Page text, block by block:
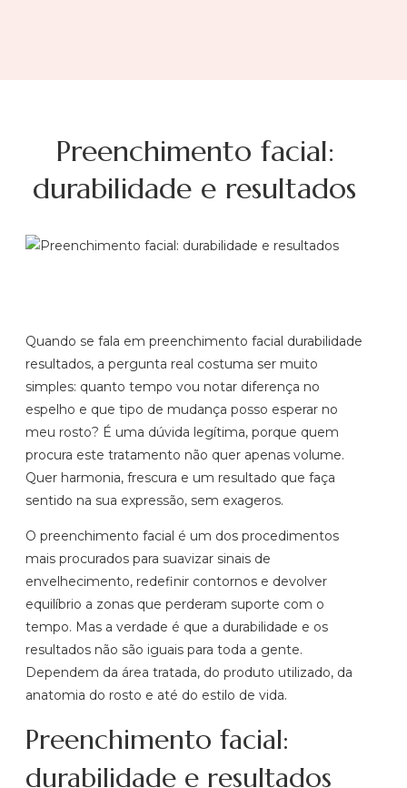
Preenchimento facial:
durabilidade e resultados
Quando se fala em preenchimento facial durabilidade
resultados, a pergunta real costuma ser muito
simples: quanto tempo vou notar diferença no
espelho e que tipo de mudança posso esperar no
meu rosto? É uma dúvida legítima, porque quem
procura este tratamento não quer apenas volume.
Quer harmonia, frescura e um resultado que faça
sentido na sua expressão, sem exageros.
O preenchimento facial é um dos procedimentos
mais procurados para suavizar sinais de
envelhecimento, redefinir contornos e devolver
equilíbrio a zonas que perderam suporte com o
tempo. Mas a verdade é que a durabilidade e os
resultados não são iguais para toda a gente.
Dependem da área tratada, do produto utilizado, da
anatomia do rosto e até do estilo de vida.
Preenchimento facial:
durabilidade e resultados